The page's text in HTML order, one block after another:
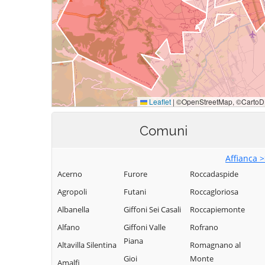
Comuni
Affianca
Acerno
Agropoli
Albanella
Alfano
Altavilla Silentina
Amalfi
Furore
Futani
Giffoni Sei Casali
Giffoni Valle
Piana
Gioi
Roccadaspide
Roccagloriosa
Roccapiemonte
Rofrano
Romagnano al
Monte